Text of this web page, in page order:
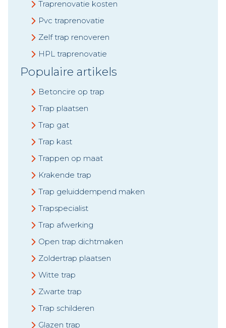
Traprenovatie kosten
Pvc traprenovatie
Zelf trap renoveren
HPL traprenovatie
Populaire artikels
Betoncire op trap
Trap plaatsen
Trap gat
Trap kast
Trappen op maat
Krakende trap
Trap geluiddempend maken
Trapspecialist
Trap afwerking
Open trap dichtmaken
Zoldertrap plaatsen
Witte trap
Zwarte trap
Trap schilderen
Glazen trap